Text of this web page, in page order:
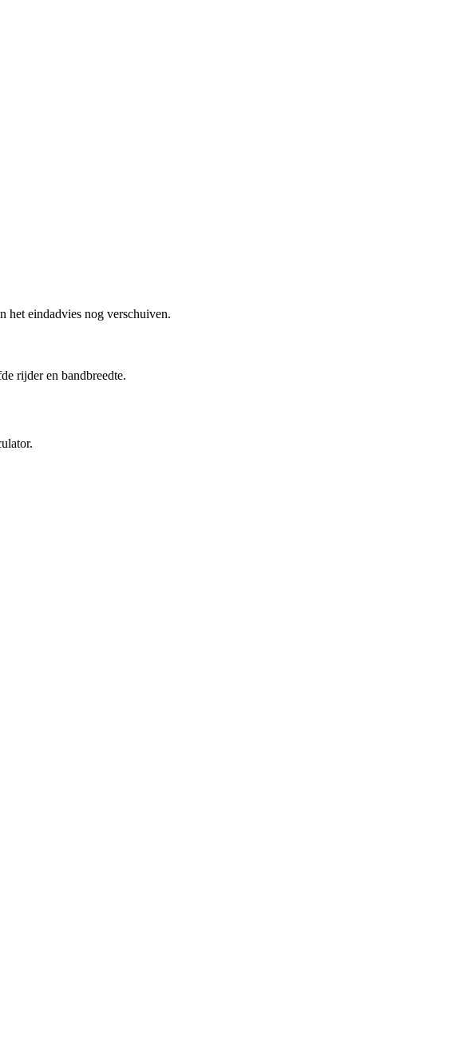
het eindadvies nog verschuiven.
rijder en bandbreedte.